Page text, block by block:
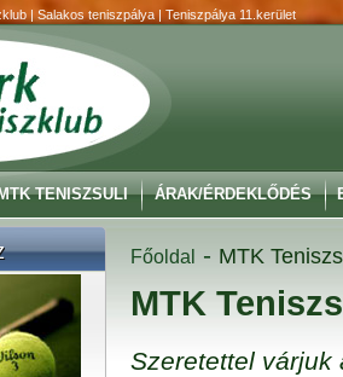
| Salakos teniszpálya | Teniszpálya 11.kerület
TENISZSULI ÁRAK/ÉRDEKLŐDÉS
Főoldal - MTK
MTK
Szeretettel várjuk